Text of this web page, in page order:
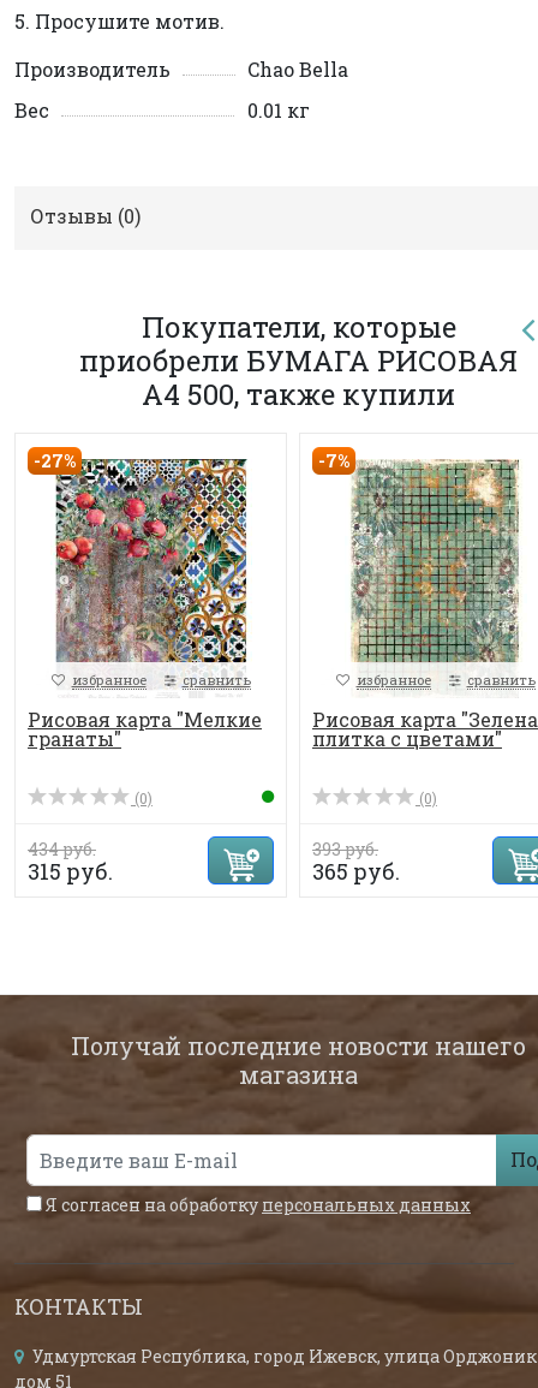
5. Просушите мотив.
Производитель
Chao Bella
Вес
0.01 кг
Отзывы (0)
Покупатели, которые
приобрели БУМАГА РИСОВАЯ
А4 500, также купили
-27%
избранное сравнить
Рисовая карта "Мелкие
гранаты"
(0)
434 руб.
315 руб.
-7%
избранное сравнить
Рисовая карта
плитка с цветами"
(0)
393 руб.
365 руб.
Получай последние новости нашего
магазина
Я согласен на обработку персональных данных
КОНТАКТЫ
Удмуртская Республика, город Ижевск, улица
дом 51